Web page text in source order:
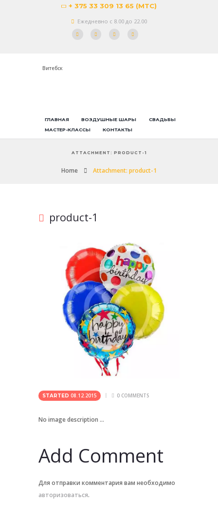
+ 375 33 309 13 65 (МТС)
Ежедневно с 8.00 до 22.00
Витебск
ГЛАВНАЯ ВОЗДУШНЫЕ ШАРЫ
СВАДЬБЫ
МАСТЕР-КЛАССЫ
КОНТАКТЫ
ATTACHMENT: PRODUCT-1
Home Attachment: product-1
product-1
STARTED 08.12.2015 0COMMENTS
No image description ...
Add Comment
Для отправки комментария вам необходимо
авторизоваться.